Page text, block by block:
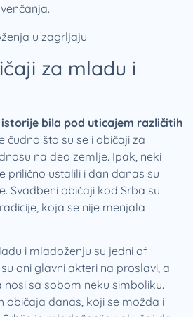
za mladu i
bila pod uticajem različitih
čudno što su se i običaji za
na deo zemlje. Ipak, neki
prilično ustalili i dan danas su
Svadbeni običaji kod Srba su
koja se nije menjala
i mladoženju su jedni of
oni glavni akteri na proslavi, a
sa sobom neku simboliku.
običaja danas, koji se možda i